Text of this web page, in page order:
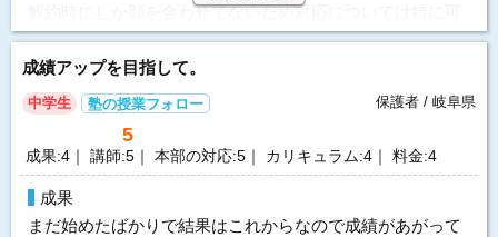
解約時にしか顔を合わせてないため対応については特に可
もなく不可もなくと言う感じです。
指導方針&カリキュラム
いつも決まった内容をやっているのでは無く宿題をやった
りして終わる時もあった
価格
家庭教師のため料金は安いとは思えませんでしたが、先生
成績アップを目指して。
中学生 塾の授業フォロー 保護者 / 岐阜県
5
成果:4｜ 講師:5｜ 本部の対応:5｜ カリキュラム:4｜ 料金:4
成果
まだ始めたばかりで結果はこれからなので成績があがって